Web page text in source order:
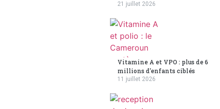
21 juillet 2026
Vitamine A et VPO : plus de 6
millions d'enfants ciblés
11 juillet 2026